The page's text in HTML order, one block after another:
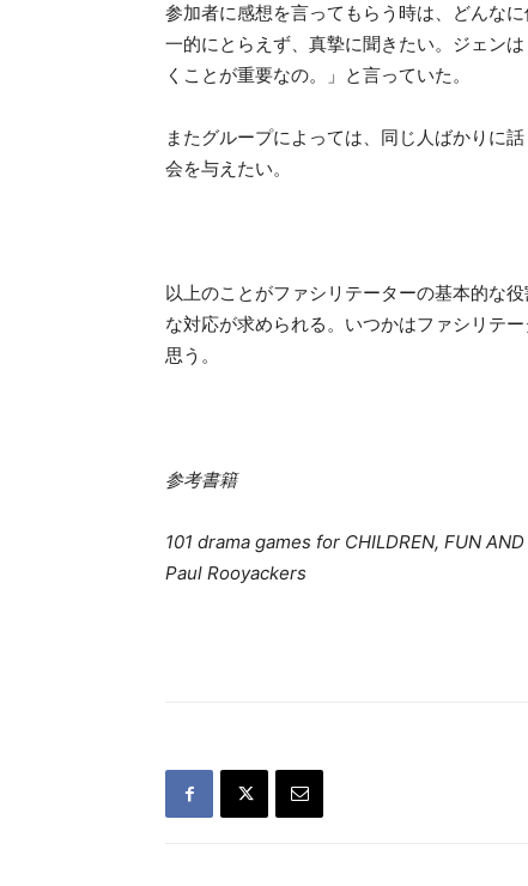
参加者に感想を言ってもらう時は、どんな
一的にとらえず、真摯に聞きたい。ジェン
くことが重要なの。」と言っていた。
またグループによっては、同じ人ばかりに
会を与えたい。
以上のことがファシリテーターの基本的な
な対応が求められる。いつかはファシリテ
思う。
参考書籍
101 drama games for CHILDREN, FUN
Paul Rooyackers